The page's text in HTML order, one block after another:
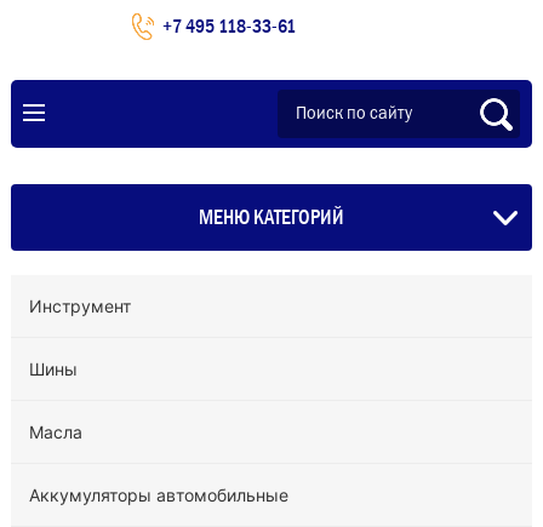
+7 495 118-33-61
МЕНЮ КАТЕГОРИЙ
Инструмент
Шины
Масла
Аккумуляторы автомобильные